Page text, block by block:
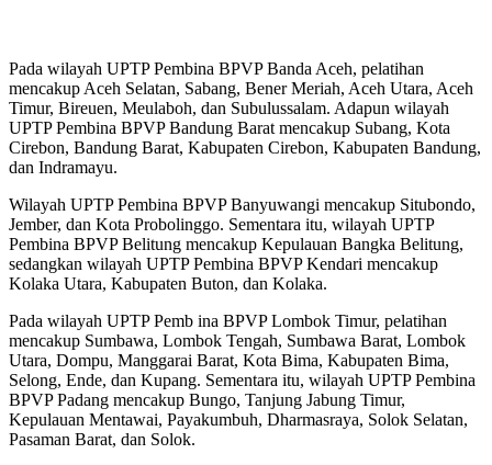
Pada wilayah UPTP Pembina BPVP Banda Aceh, pelatihan
mencakup Aceh Selatan, Sabang, Bener Meriah, Aceh Utara, Aceh
Timur, Bireuen, Meulaboh, dan Subulussalam. Adapun wilayah
UPTP Pembina BPVP Bandung Barat mencakup Subang, Kota
Cirebon, Bandung Barat, Kabupaten Cirebon, Kabupaten Bandung,
dan Indramayu.
Wilayah UPTP Pembina BPVP Banyuwangi mencakup Situbondo,
Jember, dan Kota Probolinggo. Sementara itu, wilayah UPTP
Pembina BPVP Belitung mencakup Kepulauan Bangka Belitung,
sedangkan wilayah UPTP Pembina BPVP Kendari mencakup
Kolaka Utara, Kabupaten Buton, dan Kolaka.
Pada wilayah UPTP Pemb ina BPVP Lombok Timur, pelatihan
mencakup Sumbawa, Lombok Tengah, Sumbawa Barat, Lombok
Utara, Dompu, Manggarai Barat, Kota Bima, Kabupaten Bima,
Selong, Ende, dan Kupang. Sementara itu, wilayah UPTP Pembina
BPVP Padang mencakup Bungo, Tanjung Jabung Timur,
Kepulauan Mentawai, Payakumbuh, Dharmasraya, Solok Selatan,
Pasaman Barat, dan Solok.